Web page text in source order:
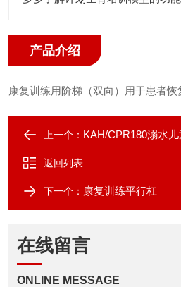
产品介绍
康复训练用阶梯（双向） 用于患者恢
上一个： KAH/CPR180溺水
返回列表
下一个： 康复训练平行杠
在线留言
ONLINE MESSAGE